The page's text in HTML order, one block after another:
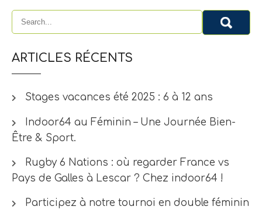
ARTICLES RÉCENTS
Stages vacances été 2025 : 6 à 12 ans
Indoor64 au Féminin – Une Journée Bien-
Être & Sport.
Rugby 6 Nations : où regarder France vs
Pays de Galles à Lescar ? Chez indoor64 !
Participez à notre tournoi en double féminin